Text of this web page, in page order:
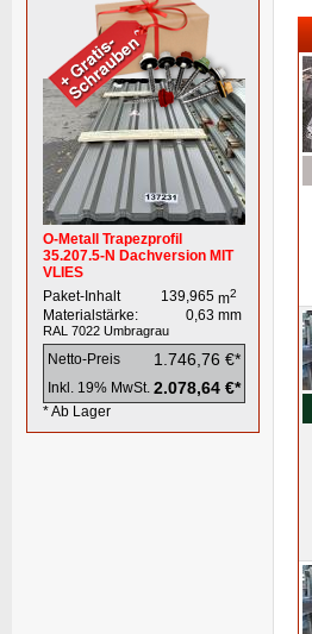
O-Metall Trapezprofil
35.207.5-N Dachversion MIT
VLIES
Paket-Inhalt
139,965 m2
Materialstärke: 0,63 mm
RAL 7022 Umbragrau
Netto-Preis 1.746,76 €*
Inkl. 19% MwSt. 2.078,64 €*
* Ab Lager